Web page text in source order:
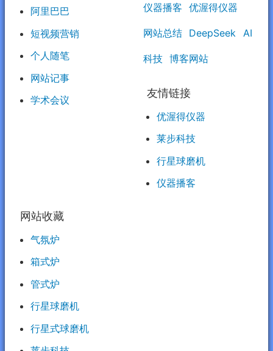
阿里巴巴
短视频营销
个人随笔
网站记事
学术会议
仪器播客 优渥得仪器
网站总结 DeepSeek AI
科技 博客网站
友情链接
优渥得仪器
莱步科技
行星球磨机
仪器播客
网站收藏
气氛炉
箱式炉
管式炉
行星球磨机
行星式球磨机